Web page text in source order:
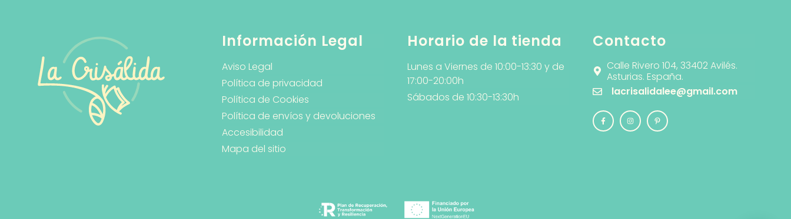
Información Legal
Aviso Legal
Política de privacidad
Política de Cookies
Política de envíos y devoluciones
Accesibilidad
Mapa del sitio
Horario de la tienda
Lunes a Viernes de 10:00-13:30 y de
17:00-20:00h
Sábados de 10:30-13:30h
Contacto
Calle Rivero 104, 33402 Avilés.
Asturias. España.
lacrisalidalee@gmail.com